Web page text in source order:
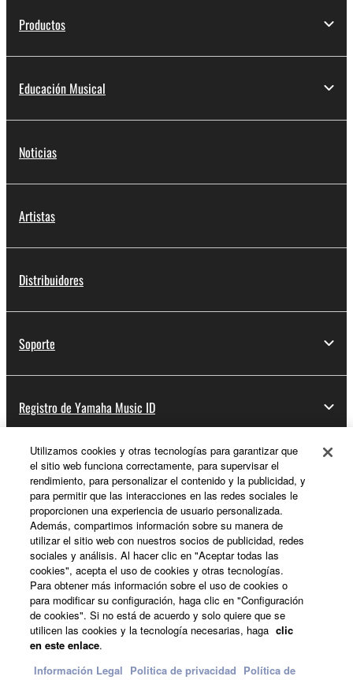
Productos
Educación Musical
Noticias
Artistas
Distribuidores
Soporte
Registro de Yamaha Music ID
Acerca de Yamaha
España - Spanish
Empresa
Utilizamos cookies y otras tecnologías para garantizar que
el sitio web funciona correctamente, para supervisar el
rendimiento, para personalizar el contenido y la publicidad, y
para permitir que las interacciones en las redes sociales le
proporcionen una experiencia de usuario personalizada.
Además, compartimos información sobre su manera de
utilizar el sitio web con nuestros socios de publicidad, redes
sociales y análisis. Al hacer clic en "Aceptar todas las
cookies", acepta el uso de cookies y otras tecnologías.
Para obtener más información sobre el uso de cookies o
para modificar su configuración, haga clic en "Configuración
de cookies". Si no está de acuerdo y solo quiere que se
utilicen las cookies y la tecnología necesarias, haga clic
en este enlace.
Información Legal Politica de privacidad Política de